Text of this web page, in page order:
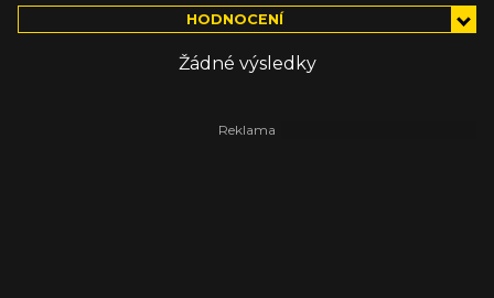
HODNOCENÍ
Žádné výsledky